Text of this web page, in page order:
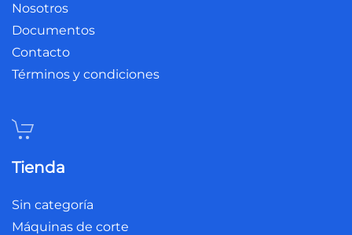
Nosotros
Documentos
Contacto
Términos y condiciones
Tienda
Sin categoría
Máquinas de corte